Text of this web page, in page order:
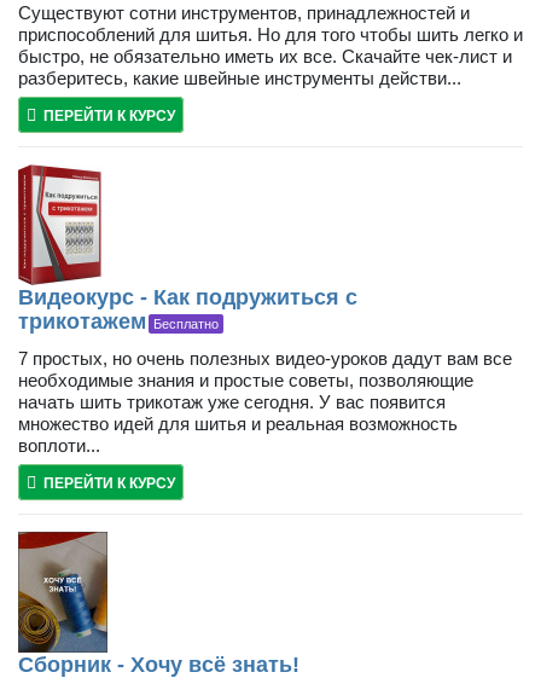
Существуют сотни инструментов, принадлежностей и
приспособлений для шитья. Но для того чтобы шить легко и
быстро, не обязательно иметь их все. Скачайте чек-лист и
разберитесь, какие швейные инструменты действи...
ПЕРЕЙТИ К КУРСУ
Видеокурс - Как подружиться с
трикотажем
Бесплатно
7 простых, но очень полезных видео-уроков дадут вам все
необходимые знания и простые советы, позволяющие
начать шить трикотаж уже сегодня. У вас появится
множество идей для шитья и реальная возможность
воплоти...
ПЕРЕЙТИ К КУРСУ
Сборник - Хочу всё знать!